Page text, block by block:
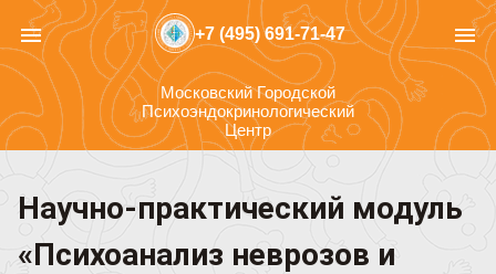
menu +7 (495) 691-71-47 menu
Московский Городской
Психоэндокринологический
Центр
Научно-практический модуль
«Психоанализ неврозов и